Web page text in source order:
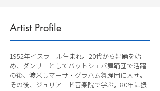
Artist Profile
1952年イスラエル生まれ。20代から舞踊を始
め、ダンサーとしてバットシェバ舞踊団で活躍
の後、渡米しマーサ・グラハム舞踊団に入団。
その後、ジュリアード音楽院で学ぶ。80年に振